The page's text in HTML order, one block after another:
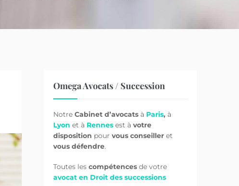
Omega Avocats / Succession
NotreCabinet d’avocats à Paris, à
Lyon et à Rennes est àvotre
disposition pourvous conseiller et
vous défendre.
Toutes lescompétences de votre
avocat en Droit des successions